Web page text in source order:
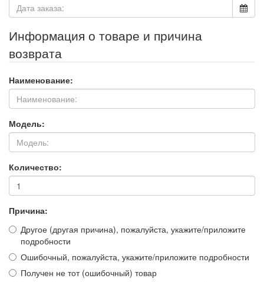
Информация о товаре и причина
возврата
Наименование:
Модель:
Количество:
Причина:
Другое (другая причина), пожалуйста, укажите/приложите
подробности
Ошибочный, пожалуйста, укажите/приложите подробности
Получен не тот (ошибочный) товар